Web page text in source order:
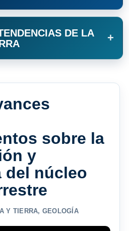
DE LA
+
sobre la
y
del núcleo
Y TIERRA, GEOLOGÍA